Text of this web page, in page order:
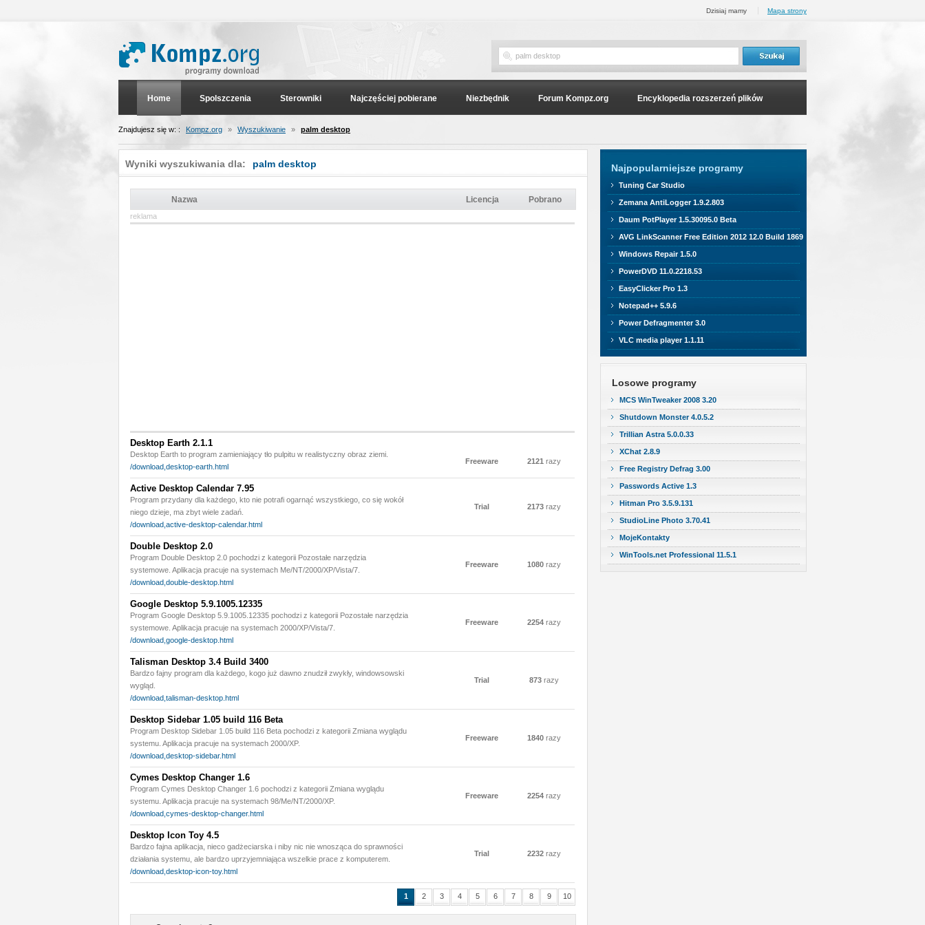
Dzisiaj mamy Mapa strony
Home Spolszczenia Sterowniki Najczęściej pobierane Niezbędnik Forum Kompz.org Encyklopedia rozszerzeń plików
Znajdujesz się w: : Kompz.org » Wyszukiwanie » palm desktop
Wyniki wyszukiwania dla: palm desktop
Nazwa Licencja Pobrano
reklama
Desktop Earth 2.1.1
Desktop Earth to program zamieniający tło pulpitu w realistyczny obraz ziemi.
/download,desktop-earth.html
Freeware 2121 razy
Active Desktop Calendar 7.95
Program przydany dla każdego, kto nie potrafi ogarnąć wszystkiego, co się wokół
niego dzieje, ma zbyt wiele zadań.
/download,active-desktop-calendar.html
Trial 2173 razy
Double Desktop 2.0
Program Double Desktop 2.0 pochodzi z kategorii Pozostałe narzędzia
systemowe. Aplikacja pracuje na systemach Me/NT/2000/XP/Vista/7.
/download,double-desktop.html
Freeware 1080 razy
Google Desktop 5.9.1005.12335
Program Google Desktop 5.9.1005.12335 pochodzi z kategorii Pozostałe narzędzia
systemowe. Aplikacja pracuje na systemach 2000/XP/Vista/7.
/download,google-desktop.html
Freeware 2254 razy
Talisman Desktop 3.4 Build 3400
Bardzo fajny program dla każdego, kogo już dawno znudził zwykły, windowsowski
wygląd.
/download,talisman-desktop.html
Trial 873 razy
Desktop Sidebar 1.05 build 116 Beta
Program Desktop Sidebar 1.05 build 116 Beta pochodzi z kategorii Zmiana wyglądu
systemu. Aplikacja pracuje na systemach 2000/XP.
/download,desktop-sidebar.html
Freeware 1840 razy
Cymes Desktop Changer 1.6
Program Cymes Desktop Changer 1.6 pochodzi z kategorii Zmiana wyglądu
systemu. Aplikacja pracuje na systemach 98/Me/NT/2000/XP.
/download,cymes-desktop-changer.html
Freeware 2254 razy
Desktop Icon Toy 4.5
Bardzo fajna aplikacja, nieco gadżeciarska i niby nic nie wnosząca do sprawności
działania systemu, ale bardzo uprzyjemniająca wszelkie prace z komputerem.
/download,desktop-icon-toy.html
Trial 2232 razy
1 2 3 4 5 6 7 8 9 10
Najpopularniejsze programy
Tuning Car Studio
Zemana AntiLogger 1.9.2.803
Daum PotPlayer 1.5.30095.0 Beta
AVG LinkScanner Free Edition 2012 12.0 Build 1869
Windows Repair 1.5.0
PowerDVD 11.0.2218.53
EasyClicker Pro 1.3
Notepad++ 5.9.6
Power Defragmenter 3.0
VLC media player 1.1.11
Losowe programy
MCS WinTweaker 2008 3.20
Shutdown Monster 4.0.5.2
Trillian Astra 5.0.0.33
XChat 2.8.9
Free Registry Defrag 3.00
Passwords Active 1.3
Hitman Pro 3.5.9.131
StudioLine Photo 3.70.41
MojeKontakty
WinTools.net Professional 11.5.1